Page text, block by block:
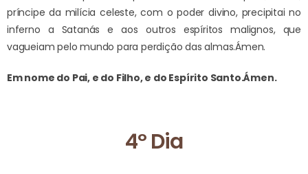
príncipe da milícia celeste, com o poder divino, precipitai no
inferno a Satanás e aos outros espíritos malignos, que
vagueiam pelo mundo para perdição das almas.Ámen.
Em nome do Pai, e do Filho, e do Espírito Santo.Ámen.
4º Dia